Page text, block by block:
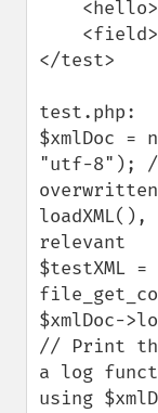
</test>
test.php:
$xmlDoc =
"utf-8"); //
overwritten
relevant
$testXML =
$xmlDoc-
// Print
a log
using